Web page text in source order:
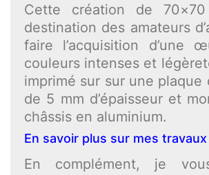
Cette création de
destination des amateurs
faire l’acquisition d’une
couleurs intenses et
imprimé sur sur une plaque
de 5 mm d’épaisseur et
châssis en aluminium.
En savoir plus sur mes travaux
En complément, je